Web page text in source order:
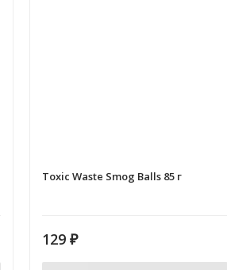
Toxic Waste Smog Balls 85 г
129 ₽